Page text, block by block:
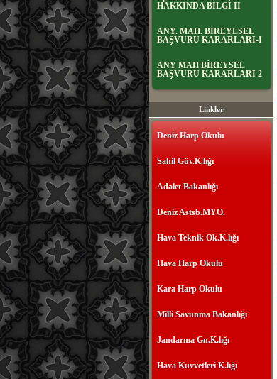
HAKKINDA BİLGİ II
ANY. MAH. BİREYLSEL
BAŞVURU KARARLARI-I
ANY MAH BİREYSEL
BAŞVURU KARARLARI 2
Linkler
Deniz Harp Okulu
Sahil Güv.K.lığı
Adalet Bakanlığı
Deniz Astsb.MYO.
Hava Teknik Ok.K.lığı
Hava Harp Okulu
Kara Harp Okulu
Milli Savunma Bakanlığı
Jandarma Gn.K.lığı
Hava Kuvvetleri K.lığı